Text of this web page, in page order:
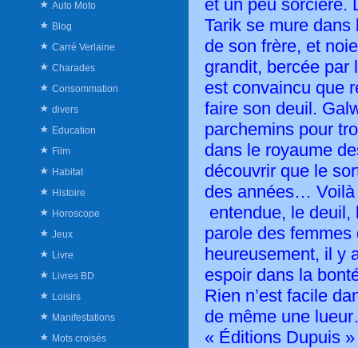
Auto Moto
Blog
Carré Verlaine
Charades
Consommation
divers
Education
Film
Habitat
Histoire
Horoscope
Jeux
Livre
Livres BD
Loisirs
Manifestations
Mots croisés
et un peu sorcière.
Tarik se mure
de son frère, et
grandit, bercée par
est convaincu que
faire son deuil.
parchemins pour
dans le royaume
découvrir que le
des années… Voilà
entendue, le
parole des
heureusement, il y
espoir dans la
Rien n’est facile
de même une
« Éditions Dupuis »